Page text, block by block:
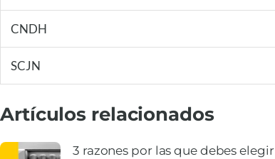
CNDH
SCJN
Artículos relacionados
3 razones por las que debes elegir